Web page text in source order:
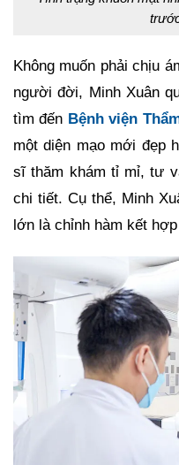
Không muốn phải chịu
người đời, Minh Xuân
tìm đến Bệnh viện
một diện mạo mới đẹp
sĩ thăm khám tỉ mỉ, tư
chi tiết. Cụ thể, Minh
lớn là chỉnh hàm kết